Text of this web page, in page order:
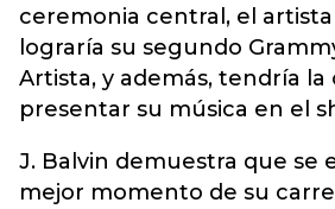
ceremonia central, el
lograría su segundo
Artista, y además, tendría
presentar su música en el
J. Balvin demuestra que se
mejor momento de su